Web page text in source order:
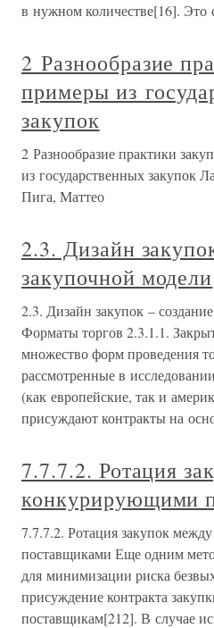
в нужном количестве[16]. Это
2 Разнообразие
примеры из
закупок
2 Разнообразие практики
из государственных закупок
Пига, Маттео
2.3. Дизайн
закупочной модели
2.3. Дизайн закупок –
Форматы торгов 2.3.1.1.
множество форм проведения
рассмотренные в
(как европейские, так и
присуждают контракты на
7.7.7.2. Ротация
конкурирующими
7.7.7.2. Ротация закупок
поставщиками Еще одним
для минимизации риска
присуждение контракта
поставщикам[212]. В случае